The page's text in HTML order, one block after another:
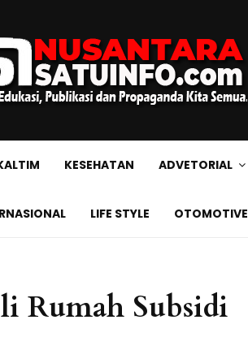
KESEHATAN ADVETORIAL
LIFE STYLE OTOMOTIVE
Rumah Subsidi